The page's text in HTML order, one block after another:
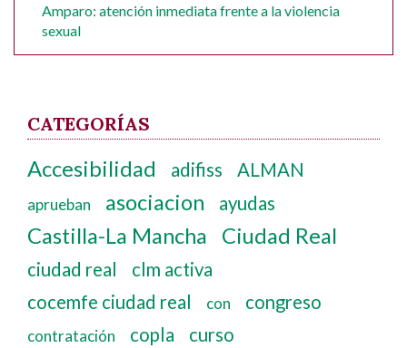
Amparo: atención inmediata frente a la violencia
sexual
CATEGORÍAS
Accesibilidad adifiss ALMAN
aprueban asociacion ayudas
Castilla-La Mancha Ciudad Real
ciudad real
clm activa
cocemfe ciudad real
con congreso
contratación copla curso